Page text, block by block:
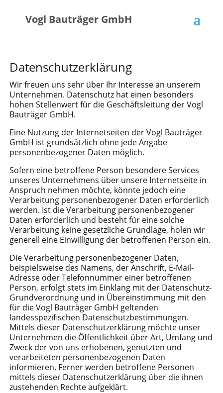
Vogl Bauträger GmbH
Datenschutzerklärung
Wir freuen uns sehr über Ihr Interesse an unserem
Unternehmen. Datenschutz hat einen besonders
hohen Stellenwert für die Geschäftsleitung der Vogl
Bauträger GmbH.
Eine Nutzung der Internetseiten der Vogl Bauträger
GmbH ist grundsätzlich ohne jede Angabe
personenbezogener Daten möglich.
Sofern eine betroffene Person besondere Services
unseres Unternehmens über unsere Internetseite in
Anspruch nehmen möchte, könnte jedoch eine
Verarbeitung personenbezogener Daten erforderlich
werden. Ist die Verarbeitung personenbezogener
Daten erforderlich und besteht für eine solche
Verarbeitung keine gesetzliche Grundlage, holen wir
generell eine Einwilligung der betroffenen Person ein.
Die Verarbeitung personenbezogener Daten,
beispielsweise des Namens, der Anschrift, E-Mail-
Adresse oder Telefonnummer einer betroffenen
Person, erfolgt stets im Einklang mit der Datenschutz-
Grundverordnung und in Übereinstimmung mit den
für die Vogl Bauträger GmbH geltenden
landesspezifischen Datenschutzbestimmungen.
Mittels dieser Datenschutzerklärung möchte unser
Unternehmen die Öffentlichkeit über Art, Umfang und
Zweck der von uns erhobenen, genutzten und
verarbeiteten personenbezogenen Daten
informieren. Ferner werden betroffene Personen
mittels dieser Datenschutzerklärung über die ihnen
zustehenden Rechte aufgeklärt.